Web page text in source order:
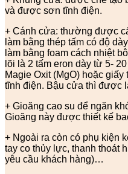
và được sơn tĩnh điện.
+ Cánh cửa: thường được
làm bằng thép tấm có độ
làm bằng foam cách nhiệt
lõi là 2 tấm eron dày từ 5-
Magie Oxit (MgO) hoặc
tĩnh điện. Bậu cửa thì được
+ Gioăng cao su để ngăn
Gioăng này được thiết kế
+ Ngoài ra còn có phụ kiện
tay co thủy lực, thanh thoát
yêu cầu khách hàng)…